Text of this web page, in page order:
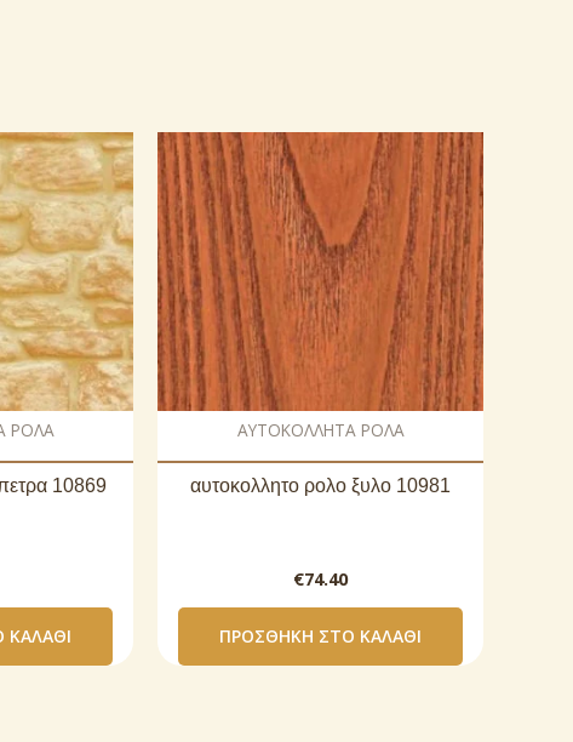
ΡΟΛΑ
10869
AΥΤΟΚΟΛΛΗΤΑ ΡΟΛΑ
αυτοκoλλητο ρολo ξυλο 10981
€74.40
ΠΡΟΣΘΉΚΗ ΣΤΟ ΚΑΛΆΘΙ